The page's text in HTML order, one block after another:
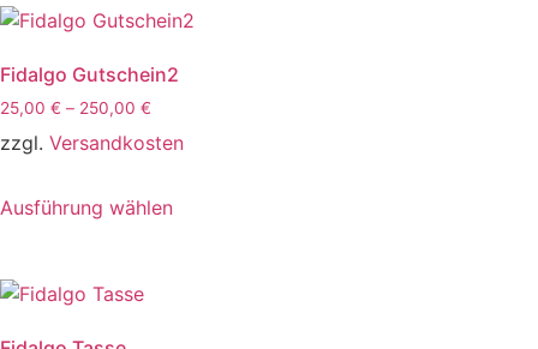
Fidalgo Gutschein2
25,00 € – 250,00 €
zzgl. Versandkosten
Ausführung wählen